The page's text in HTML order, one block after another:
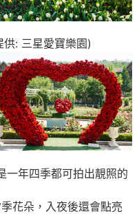
: 三星愛寶樂園)
一年四季都可拍出靚照的
花朵，入夜後還會點亮